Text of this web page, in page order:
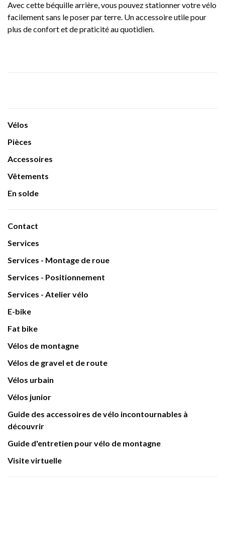
Avec cette béquille arrière, vous pouvez stationner votre vélo
facilement sans le poser par terre. Un accessoire utile pour
plus de confort et de praticité au quotidien.
Vélos
Pièces
Accessoires
Vêtements
En solde
Contact
Services
Services - Montage de roue
Services - Positionnement
Services - Atelier vélo
E-bike
Fat bike
Vélos de montagne
Vélos de gravel et de route
Vélos urbain
Vélos junior
Guide des accessoires de vélo incontournables à
découvrir
Guide d'entretien pour vélo de montagne
Visite virtuelle